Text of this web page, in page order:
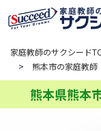
家庭教師のサクシード
> 熊本市の家庭教師
熊本県熊本